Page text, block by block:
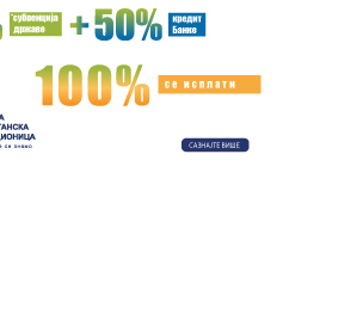
odmora od vreline za Novosađane
pregovaračkog tima Beograda u otvorenom
za auto-put Beograd - Zrenjanin - Novi Sad